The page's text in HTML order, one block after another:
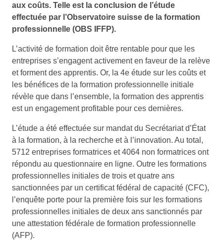
aux coûts. Telle est la conclusion de l’étude
effectuée par l’Observatoire suisse de la formation
professionnelle (OBS IFFP).
L’activité de formation doit être rentable pour que les
entreprises s’engagent activement en faveur de la relève
et forment des apprentis. Or, la 4e étude sur les coûts et
les bénéfices de la formation professionnelle initiale
révèle que dans l’ensemble, la formation des apprentis
est un engagement profitable pour ces dernières.
L’étude a été effectuée sur mandat du Secrétariat d’État
à la formation, à la recherche et à l’innovation. Au total,
5712 entreprises formatrices et 4064 non formatrices ont
répondu au questionnaire en ligne. Outre les formations
professionnelles initiales de trois et quatre ans
sanctionnées par un certificat fédéral de capacité (CFC),
l’enquête porte pour la première fois sur les formations
professionnelles initiales de deux ans sanctionnés par
une attestation fédérale de formation professionnelle
(AFP).